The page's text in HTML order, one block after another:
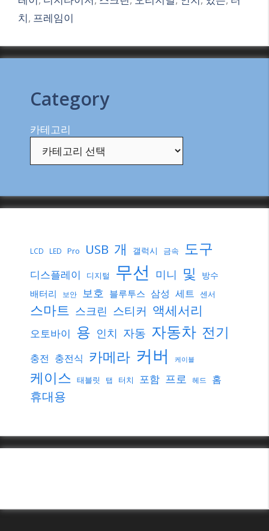
치, 프레임이
Category
카테고리
LCD LED Pro USB 개 갤럭시 금속 도구
디스플레이 디지털 무선 미니 및 방수
배터리 보안 보호 블루투스 삼성 세트 센서
스마트 스크린 스티커 액세서리
오토바이 용 인치 자동 자동차 전기
충전 충전식 카메라 커버 케이블
케이스 태블릿 탭 터치 포함 프로 헤드 홈
휴대용